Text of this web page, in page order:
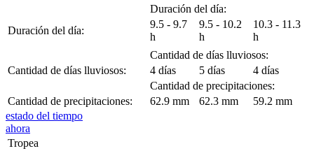
Duración del día:
Duración del día:
9.5 - 9.7
h
9.5 - 10.2
h
10.3 - 11.3
h
Cantidad de días lluviosos:
Cantidad de días lluviosos:
4 días 5 días
4 días
Cantidad de precipitaciones:
Cantidad de precipitaciones:
62.9 mm 62.3 mm
59.2 mm
estado del tiempo
ahora
Tropea